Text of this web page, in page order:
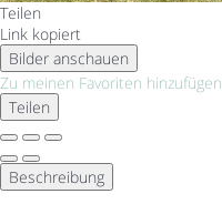
Teilen
Link kopiert
Bilder anschauen
Zu meinen Favoriten hinzufügen
Teilen
Beschreibung